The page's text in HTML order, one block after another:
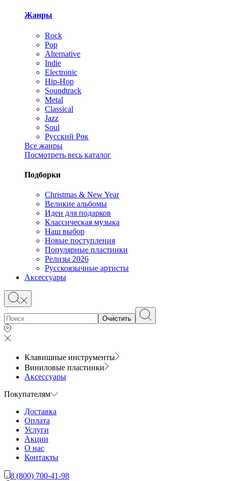
Жанры
Rock
Pop
Alternative
Indie
Electronic
Hip-Hop
Soundtrack
Metal
Classical
Jazz
Soul
Русский Рок
Все жанры
Посмотреть весь каталог
Подборки
Christmas & New Year
Великие альбомы
Идеи для подарков
Классическая музыка
Наш выбор
Новые поступления
Популярные пластинки
Релизы 2026
Русскоязычные артисты
Аксессуары
Очистить
Клавишные инструменты
Виниловые пластинки
Аксессуары
Покупателям
Доставка
Оплата
Услуги
Акции
О нас
Контакты
8 (800) 700-41-98